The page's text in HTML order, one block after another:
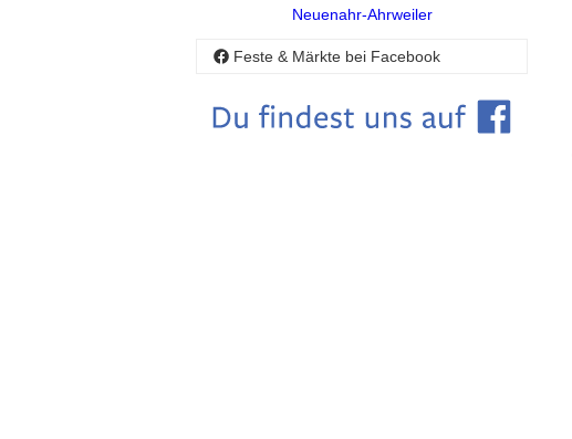
Neuenahr-Ahrweiler
Feste & Märkte bei Facebook